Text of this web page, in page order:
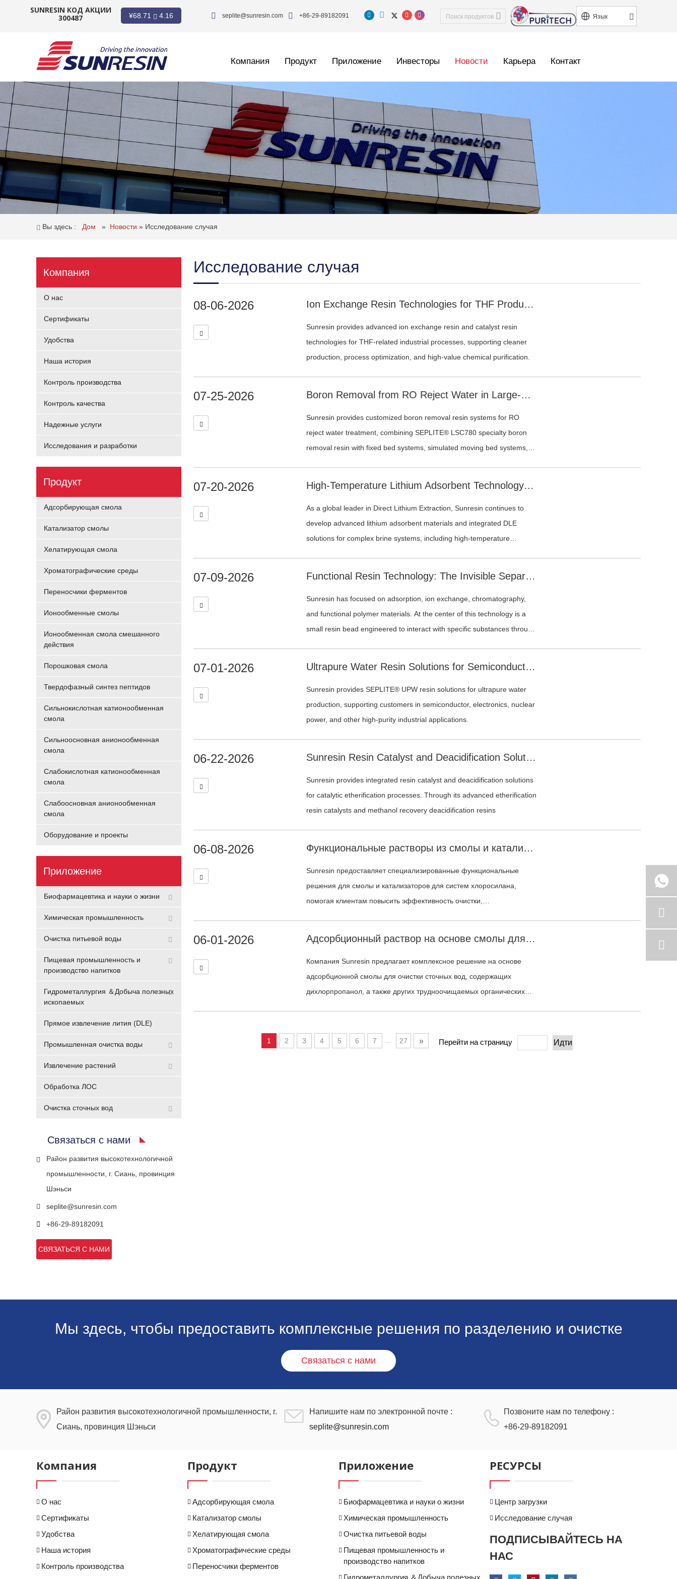
КОМПАНИЯ
ПРОДУКТ
ПРИЛОЖЕНИЕ
ИНВЕСТОРЫ
НОВОСТИ
КАРЬЕРА
КОНТАКТ
SUNRESIN КОД АКЦИИ
300487
¥68.71 4.16 seplite@sunresin.com +86-29-89182091 Язык
Компания Продукт Приложение Инвесторы Новости Карьера Контакт
Вы здесь : Дом » Новости » Исследование случая
Исследование случая
08-06-2026 Ion Exchange Resin Technologies for THF Production and PTMEG Purification
Sunresin provides advanced ion exchange resin and catalyst resin
technologies for THF-related industrial processes, supporting cleaner
production, process optimization, and high-value chemical purification.
07-25-2026 Boron Removal from RO Reject Water in Large-Scale Seawater Desalination Plants
Sunresin provides customized boron removal resin systems for RO
reject water treatment, combining SEPLITE® LSC780 specialty boron
removal resin with fixed bed systems, simulated moving bed systems,
07-20-2026 High-Temperature Lithium Adsorbent Technology for Geothermal Brine Direct Lithium Extraction
As a global leader in Direct Lithium Extraction, Sunresin continues to
develop advanced lithium adsorbent materials and integrated DLE
solutions for complex brine systems, including high-temperature
07-09-2026 Functional Resin Technology: The Invisible Separation Platform Behind Advanced Manufacturing
Sunresin has focused on adsorption, ion exchange, chromatography,
and functional polymer materials. At the center of this technology is a
small resin bead engineered to interact with specific substances through
07-01-2026 Ultrapure Water Resin Solutions for Semiconductor and Nuclear Power Applications
Sunresin provides SEPLITE® UPW resin solutions for ultrapure water
production, supporting customers in semiconductor, electronics, nuclear
power, and other high-purity industrial applications.
06-22-2026 Sunresin Resin Catalyst and Deacidification Solutions for MTBE and TAME Etherification
Sunresin provides integrated resin catalyst and deacidification solutions
for catalytic etherification processes. Through its advanced etherification
resin catalysts and methanol recovery deacidification resins
06-08-2026 Функциональные растворы из смолы и катализаторов для очистки хлоросилана в производстве поликремния
Sunresin предоставляет специализированные функциональные
решения для смолы и катализаторов для систем хлоросилана,
помогая клиентам повысить эффективность очистки,
06-01-2026 Адсорбционный раствор на основе смолы для очистки органических сточных вод, содержащих дихлорпропанол.
Компания Sunresin предлагает комплексное решение на основе
адсорбционной смолы для очистки сточных вод, содержащих
дихлорпропанол, а также других трудноочищаемых органических
1 2 3 4 5 6 7 27 » Перейти на страницу Идти
Компания
О нас
Сертификаты
Удобства
Наша история
Контроль производства
Контроль качества
Надежные услуги
Исследования и разработки
Продукт
Адсорбирующая смола
Катализатор смолы
Хелатирующая смола
Хроматографические среды
Переносчики ферментов
Ионообменные смолы
Ионообменная смола смешанного
действия
Порошковая смола
Твердофазный синтез пептидов
Сильнокислотная катионообменная
смола
Сильноосновная анионообменная
смола
Слабокислотная катионообменная
смола
Слабоосновная анионообменная
смола
Оборудование и проекты
Приложение
Биофармацевтика и науки о жизни
Химическая промышленность
Очистка питьевой воды
Пищевая промышленность и
производство напитков
Гидрометаллургия ＆Добыча полезных
ископаемых
Прямое извлечение лития (DLE)
Промышленная очистка воды
Извлечение растений
Обработка ЛОС
Очистка сточных вод
Связаться с нами
Район развития высокотехнологичной
промышленности, г. Сиань, провинция
Шэньси
seplite@sunresin.com
+86-29-89182091
СВЯЗАТЬСЯ С НАМИ
Мы здесь, чтобы предоставить комплексные решения по разделению и очистке
Связаться с нами
Район развития высокотехнологичной промышленности, г.
Сиань, провинция Шэньси
Напишите нам по электронной почте :
seplite@sunresin.com
Позвоните нам по телефону :
+86-29-89182091
Компания
О нас
Сертификаты
Удобства
Наша история
Контроль производства
Продукт
Адсорбирующая смола
Катализатор смолы
Хелатирующая смола
Хроматографические среды
Переносчики ферментов
Приложение
Биофармацевтика и науки о жизни
Химическая промышленность
Очистка питьевой воды
Пищевая промышленность и
производство напитков
РЕСУРСЫ
Центр загрузки
Исследование случая
ПОДПИСЫВАЙТЕСЬ НА
НАС